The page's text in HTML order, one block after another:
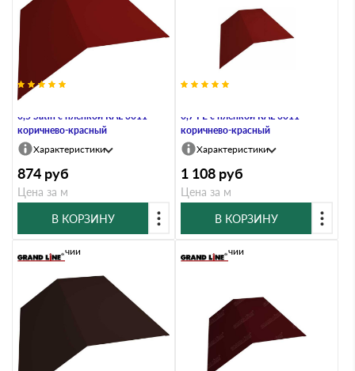
Планка конька плоского 190х190
0,5 Satin с пленкой RAL 3011
коричнево-красный
Характеристики
874 руб
Цена за м
В КОРЗИНУ
0,7 PE с пленкой RAL 3011
коричнево-красный
Характеристики
1 108 руб
Цена за м
В КОРЗИНУ
В наличии В наличии